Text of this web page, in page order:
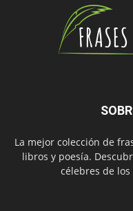
La mejor colección de
libros y poesía.
célebres de